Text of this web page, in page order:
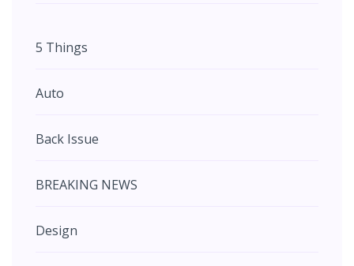
5 Things
Auto
Back Issue
BREAKING NEWS
Design